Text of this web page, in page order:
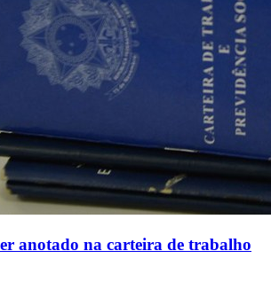
anotado na carteira de trabalho